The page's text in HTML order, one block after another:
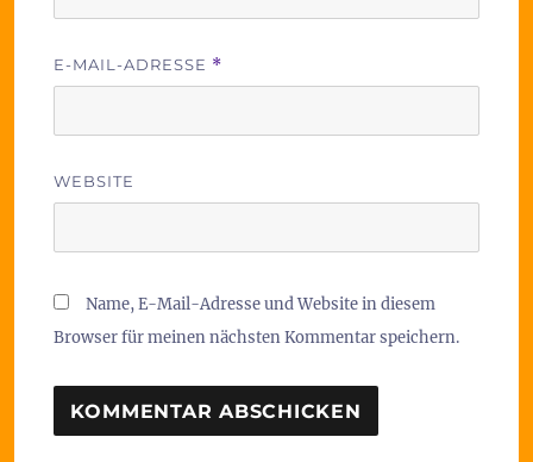
E-MAIL-ADRESSE *
WEBSITE
Name, E-Mail-Adresse und Website in diesem
Browser für meinen nächsten Kommentar speichern.